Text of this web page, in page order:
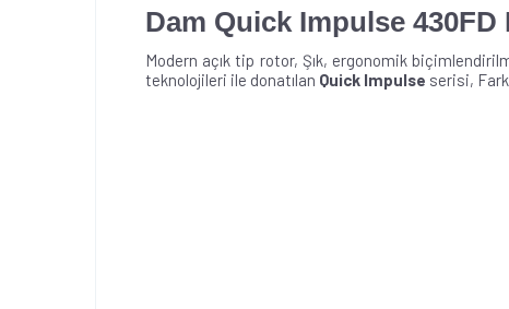
Dam Quick Impulse 430FD
Modern açık tip rotor, Şık, ergonomik
teknolojileri ile donatılan Quick Impulse serisi,